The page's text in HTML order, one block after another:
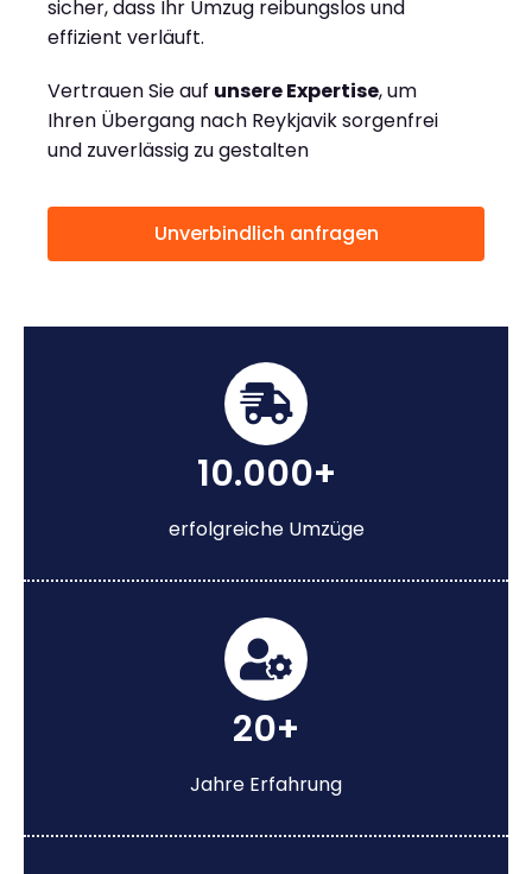
sicher, dass Ihr Umzug reibungslos und
effizient verläuft.
Vertrauen Sie auf unsere Expertise, um
Ihren Übergang nach Reykjavik sorgenfrei
und zuverlässig zu gestalten
Unverbindlich anfragen
10.000+
erfolgreiche Umzüge
20+
Jahre Erfahrung